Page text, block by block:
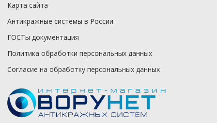
Карта сайта
Антикражные системы в России
ГОСТы документация
Политика обработки персональных данных
Согласие на обработку персональных данных